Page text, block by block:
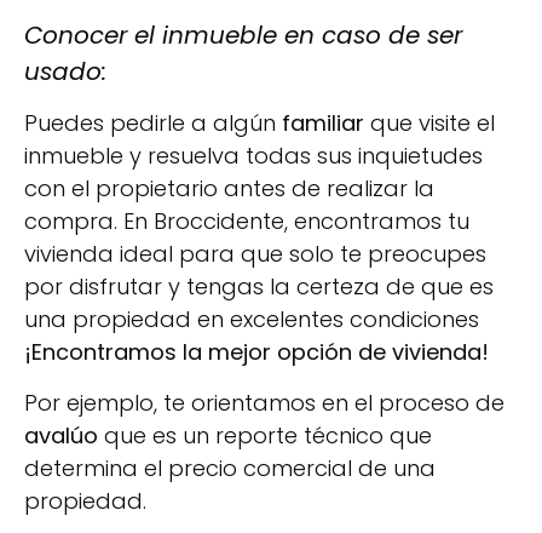
Conocer el inmueble en caso de ser
usado:
Puedes pedirle a algún familiar que visite el
inmueble y resuelva todas sus inquietudes
con el propietario antes de realizar la
compra. En Broccidente, encontramos tu
vivienda ideal para que solo te preocupes
por disfrutar y tengas la certeza de que es
una propiedad en excelentes condiciones
¡Encontramos la mejor opción de vivienda!
Por ejemplo, te orientamos en el proceso de
avalúo que es un reporte técnico que
determina el precio comercial de una
propiedad.